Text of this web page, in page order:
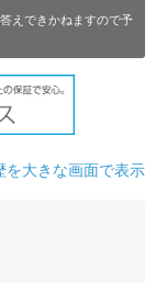
えできかねますので予
を大きな画面で表示
円